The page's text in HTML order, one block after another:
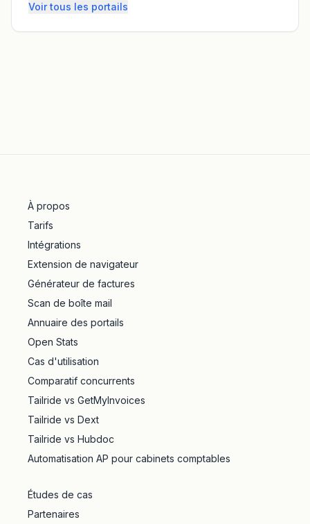
Voir tous les portails
À propos
Tarifs
Intégrations
Extension de navigateur
Générateur de factures
Scan de boîte mail
Annuaire des portails
Open Stats
Cas d'utilisation
Comparatif concurrents
Tailride vs GetMyInvoices
Tailride vs Dext
Tailride vs Hubdoc
Automatisation AP pour cabinets comptables
Études de cas
Partenaires